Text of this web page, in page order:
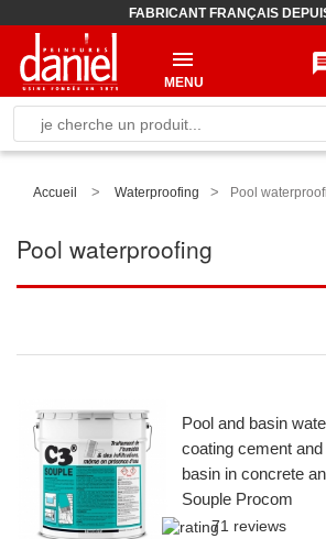
FABRICANT FRANÇAIS
MENU
Accueil > Waterproofing > Pool
Pool waterproofing
Pool and basin
coating cement
basin in concrete
Souple Procom
71 reviews